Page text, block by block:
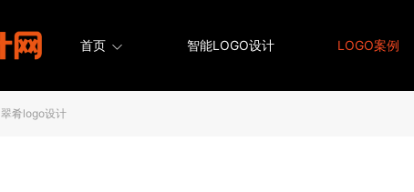
首页 智能LOGO设计 LOGO案例
翠肴logo设计